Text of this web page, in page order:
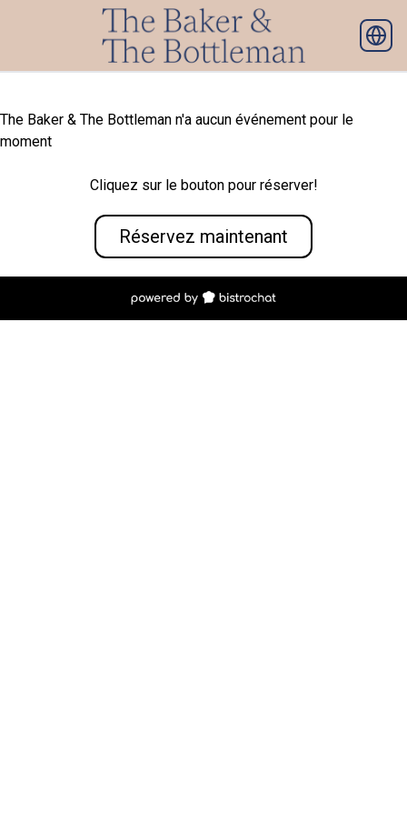
The Baker & The Bottleman n'a aucun événement pour le
moment
Cliquez sur le bouton pour réserver!
Réservez maintenant